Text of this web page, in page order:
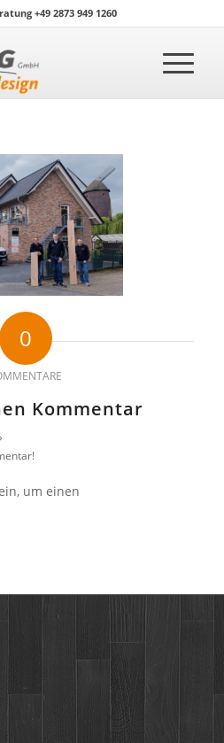
+49 2873 949 1260
0
Kommentar
um einen